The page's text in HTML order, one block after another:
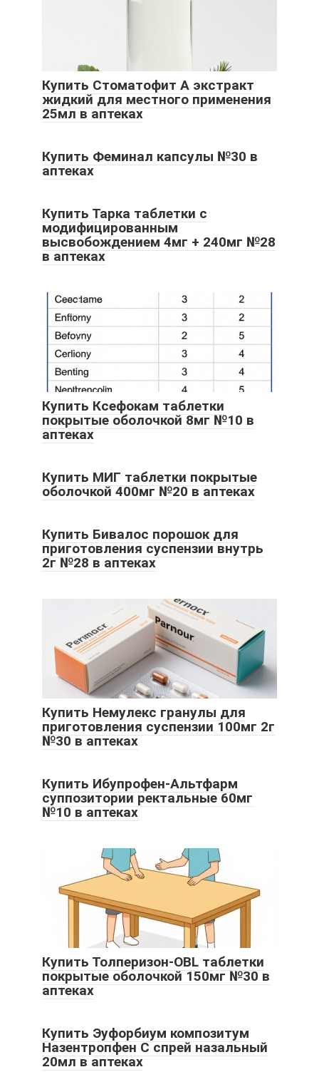
Купить Стоматофит А экстракт
жидкий для местного применения
25мл в аптеках
Купить Феминал капсулы №30 в
аптеках
Купить Тарка таблетки с
модифицированным
высвобождением 4мг + 240мг №28
в аптеках
Купить Ксефокам таблетки
покрытые оболочкой 8мг №10 в
аптеках
Купить МИГ таблетки покрытые
оболочкой 400мг №20 в аптеках
Купить Бивалос порошок для
приготовления суспензии внутрь
2г №28 в аптеках
Купить Немулекс гранулы для
приготовления суспензии 100мг 2г
№30 в аптеках
Купить Ибупрофен-Альтфарм
суппозитории ректальные 60мг
№10 в аптеках
Купить Толперизон-OBL таблетки
покрытые оболочкой 150мг №30 в
аптеках
Купить Эуфорбиум композитум
Назентропфен С спрей назальный
20мл в аптеках